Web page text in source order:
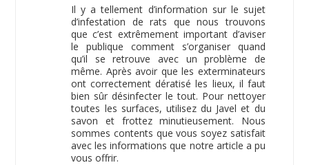
Il y a tellement d’information sur le sujet
d’infestation de rats que nous trouvons
que c’est extrêmement important d’aviser
le publique comment s’organiser quand
qu’il se retrouve avec un problème de
même. Après avoir que les exterminateurs
ont correctement dératisé les lieux, il faut
bien sûr désinfecter le tout. Pour nettoyer
toutes les surfaces, utilisez du Javel et du
savon et frottez minutieusement. Nous
sommes contents que vous soyez satisfait
avec les informations que notre article a pu
vous offrir.